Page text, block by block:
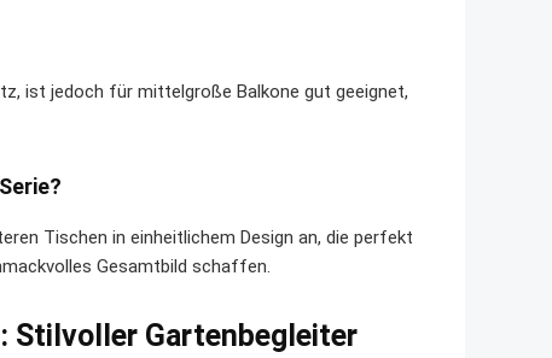
ist jedoch für mittelgroße Balkone gut geeignet,
Tischen in einheitlichem Design an, die perfekt
Gesamtbild schaffen.
Stilvoller Gartenbegleiter